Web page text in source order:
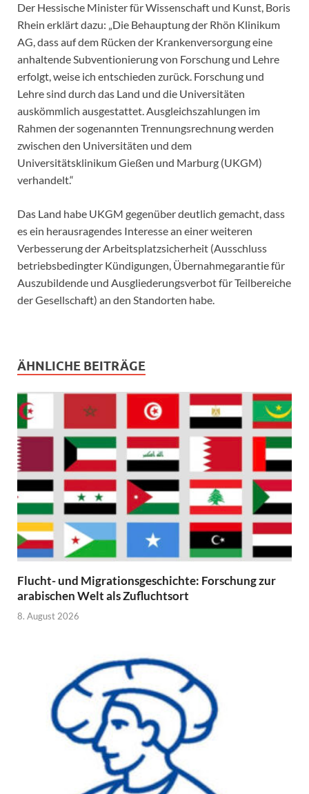
Der Hessische Minister für Wissenschaft und Kunst, Boris
Rhein erklärt dazu: „Die Behauptung der Rhön Klinikum
AG, dass auf dem Rücken der Krankenversorgung eine
anhaltende Subventionierung von Forschung und Lehre
erfolgt, weise ich entschieden zurück. Forschung und
Lehre sind durch das Land und die Universitäten
auskömmlich ausgestattet. Ausgleichszahlungen im
Rahmen der sogenannten Trennungsrechnung werden
zwischen den Universitäten und dem
Universitätsklinikum Gießen und Marburg (UKGM)
verhandelt.“
Das Land habe UKGM gegenüber deutlich gemacht, dass
es ein herausragendes Interesse an einer weiteren
Verbesserung der Arbeitsplatzsicherheit (Ausschluss
betriebsbedingter Kündigungen, Übernahmegarantie für
Auszubildende und Ausgliederungsverbot für Teilbereiche
der Gesellschaft) an den Standorten habe.
ÄHNLICHE BEITRÄGE
Flucht- und Migrationsgeschichte: Forschung zur
arabischen Welt als Zufluchtsort
8. August 2026